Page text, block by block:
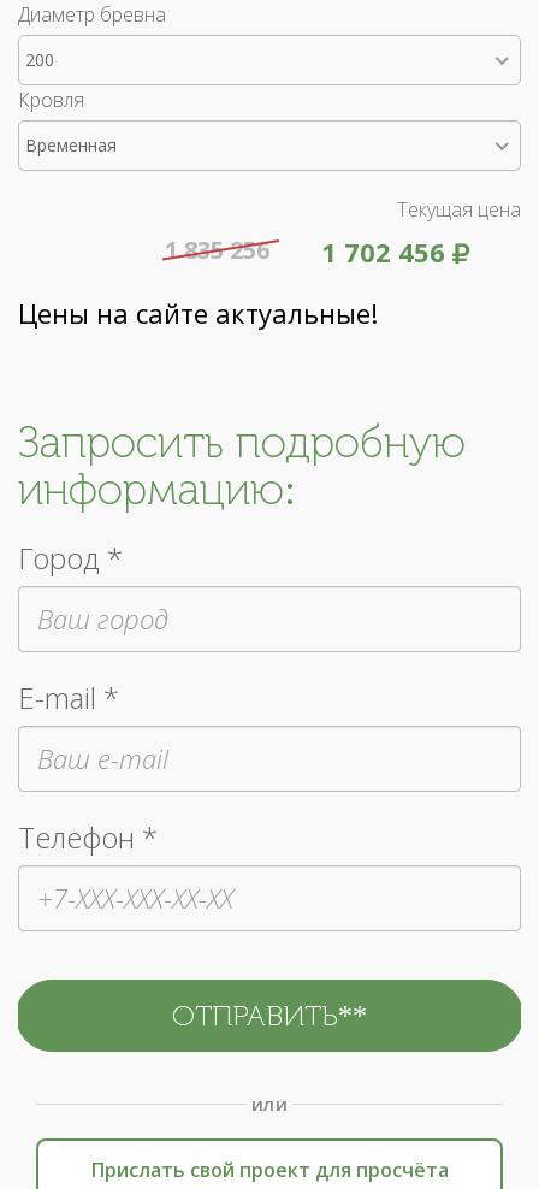
Диаметр бревна
200
Кровля
Временная
Текущая цена
1 702 456
1 835 256
Цены на сайте актуальные!
Запросить подробную
информацию:
Город *
E-mail *
Телефон *
или
Прислать свой проект для просчёта